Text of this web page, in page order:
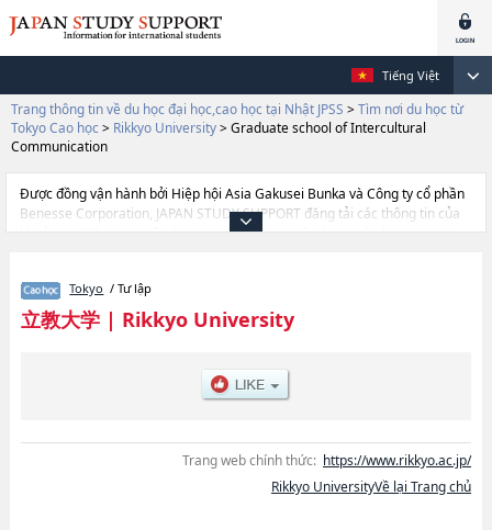
Tiếng Việt
Trang thông tin về du học đại học,cao học tại Nhật JPSS > Tìm nơi du học từ
Tokyo Cao học > Rikkyo University> Graduate school of Intercultural
Communication
Được đồng vận hành bởi Hiệp hội Asia Gakusei Bunka và Công ty cổ phần
Benesse Corporation, JAPAN STUDY SUPPORT đăng tải các thông tin của
khoảng 1.300 trường đại học, cao học, trường đại học ngắn hạn, trường
thiết dành cho du học sinh, như là về các Graduate school of
ArtshoặcGraduate school of EconomicshoặcGraduate school of
SciencehoặcGraduate school of SociologyhoặcGraduate school of Law
Business AdministrationhoặcGraduate school of Social Design
StudieshoặcGraduate school of Community and Human
Contemporary PsychologyhoặcGraduate school of Christian
StudieshoặcGraduate school of Artificial Intelligence and
SciencehoặcGraduate school of Sport and Wellness, thông tin về từng
Tokyo / Tư lập
立教大学| Rikkyo University
Trang web chính thức: https://www.rikkyo.ac.jp/
Rikkyo UniversityVề lại Trang chủ